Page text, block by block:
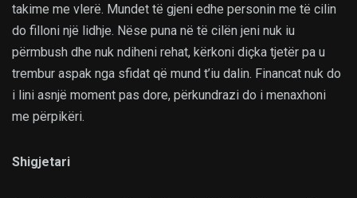
takime me vlerë. Mundet të gjeni edhe personin me të cilin
do filloni një lidhje. Nëse puna në të cilën jeni nuk iu
përmbush dhe nuk ndiheni rehat, kërkoni diçka tjetër pa u
trembur aspak nga sfidat që mund t’iu dalin. Financat nuk do
i lini asnjë moment pas dore, përkundrazi do i menaxhoni
me përpikëri.
Shigjetari